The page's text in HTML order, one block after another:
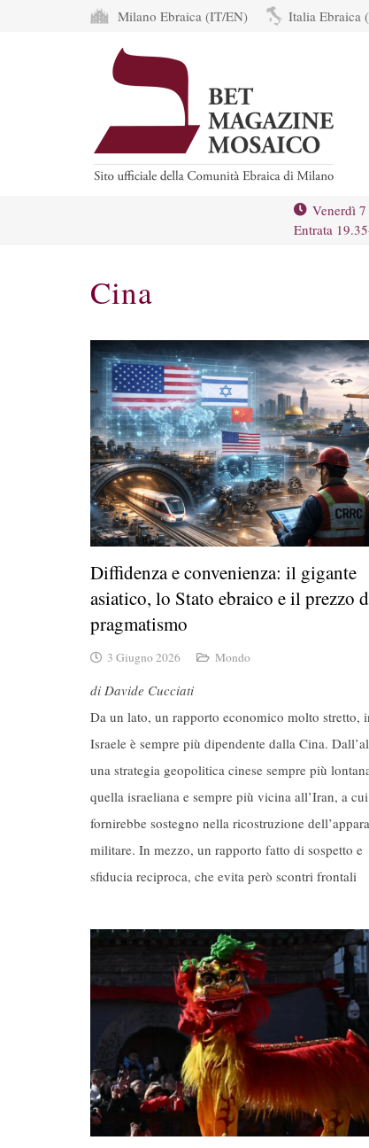
Milano Ebraica (IT/EN) Italia Ebraica
Venerdì
Entrata
Cina
Diffidenza e convenienza: il gigante
asiatico, lo Stato ebraico e il prezzo
pragmatismo
3 Giugno 2026 Mondo
di Davide Cucciati
Da un lato, un rapporto economico molto stretto,
Israele è sempre più dipendente dalla Cina.
una strategia geopolitica cinese sempre più
quella israeliana e sempre più vicina all’Iran, a cui
fornirebbe sostegno nella ricostruzione
militare. In mezzo, un rapporto fatto di sospetto e
sfiducia reciproca, che evita però scontri frontali